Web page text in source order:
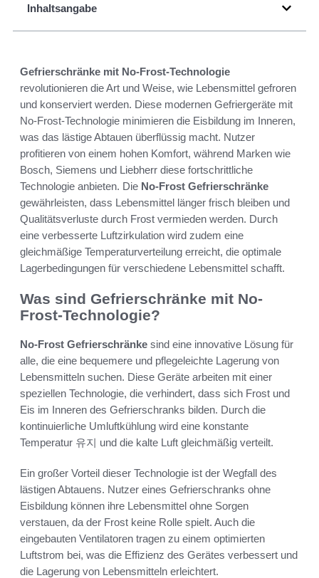
Inhaltsangabe
Gefrierschränke mit No-Frost-Technologie
revolutionieren die Art und Weise, wie Lebensmittel gefroren
und konserviert werden. Diese modernen Gefriergeräte mit
No-Frost-Technologie minimieren die Eisbildung im Inneren,
was das lästige Abtauen überflüssig macht. Nutzer
profitieren von einem hohen Komfort, während Marken wie
Bosch, Siemens und Liebherr diese fortschrittliche
Technologie anbieten. Die No-Frost Gefrierschränke
gewährleisten, dass Lebensmittel länger frisch bleiben und
Qualitätsverluste durch Frost vermieden werden. Durch
eine verbesserte Luftzirkulation wird zudem eine
gleichmäßige Temperaturverteilung erreicht, die optimale
Lagerbedingungen für verschiedene Lebensmittel schafft.
Was sind Gefrierschränke mit No-
Frost-Technologie?
No-Frost Gefrierschränke sind eine innovative Lösung für
alle, die eine bequemere und pflegeleichte Lagerung von
Lebensmitteln suchen. Diese Geräte arbeiten mit einer
speziellen Technologie, die verhindert, dass sich Frost und
Eis im Inneren des Gefrierschranks bilden. Durch die
kontinuierliche Umluftkühlung wird eine konstante
Temperatur 유지 und die kalte Luft gleichmäßig verteilt.
Ein großer Vorteil dieser Technologie ist der Wegfall des
lästigen Abtauens. Nutzer eines Gefrierschranks ohne
Eisbildung können ihre Lebensmittel ohne Sorgen
verstauen, da der Frost keine Rolle spielt. Auch die
eingebauten Ventilatoren tragen zu einem optimierten
Luftstrom bei, was die Effizienz des Gerätes verbessert und
die Lagerung von Lebensmitteln erleichtert.